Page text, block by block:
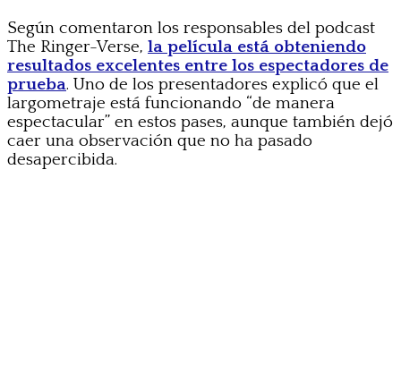
Según comentaron los responsables del podcast
The Ringer-Verse, la película está obteniendo
resultados excelentes entre los espectadores de
prueba. Uno de los presentadores explicó que el
largometraje está funcionando “de manera
espectacular” en estos pases, aunque también dejó
caer una observación que no ha pasado
desapercibida.